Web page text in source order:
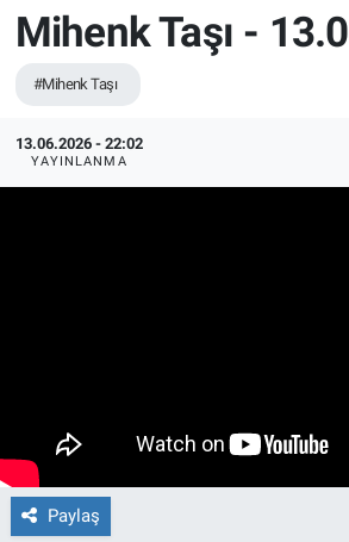
Mihenk Taşı -
#Mihenk Taşı
13.06.2026 - 22:02
YAYINLANMA
Paylaş